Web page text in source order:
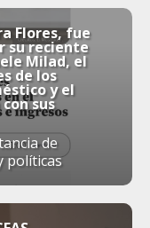
Flores, fue
su reciente
Milad, el
de los
y el
sus
de
políticas